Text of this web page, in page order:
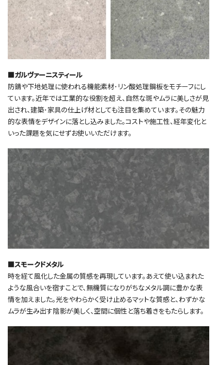
■ガルヴァーニスティール
防錆や下地処理に使われる機能素材･リン酸処理鋼板をモチーフにし
ています。近年では工業的な役割を超え、自然な斑やムラに美しさが見
出され、建築･家具の仕上げ材としても注目を集めています。その魅力
的な表情をデザインに落とし込みました。コストや施工性、経年変化と
いった課題を気にせずお使いいただけます。
■スモークドメタル
時を経て風化した金属の質感を再現しています。あえて使い込まれた
ような風合いを宿すことで、無機質になりがちなメタル調に豊かな表
情を加えました。光をやわらかく受け止めるマットな質感と、わずかな
ムラが生み出す陰影が美しく、空間に個性と落ち着きをもたらします。